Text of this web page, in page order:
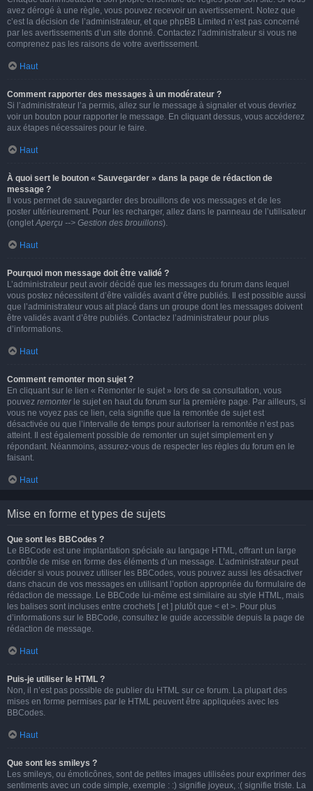
avez dérogé à une règle, vous pouvez recevoir un avertissement. Notez que
c’est la décision de l’administrateur, et que phpBB Limited n’est pas concerné
par les avertissements d’un site donné. Contactez l’administrateur si vous ne
comprenez pas les raisons de votre avertissement.
Haut
Comment rapporter des messages à un modérateur ?
Si l’administrateur l’a permis, allez sur le message à signaler et vous devriez
voir un bouton pour rapporter le message. En cliquant dessus, vous accéderez
aux étapes nécessaires pour le faire.
Haut
À quoi sert le bouton « Sauvegarder » dans la page de rédaction de
message ?
Il vous permet de sauvegarder des brouillons de vos messages et de les
poster ultérieurement. Pour les recharger, allez dans le panneau de l’utilisateur
(ongletAperçu --> Gestion des brouillons).
Haut
Pourquoi mon message doit être validé ?
L’administrateur peut avoir décidé que les messages du forum dans lequel
vous postez nécessitent d’être validés avant d’être publiés. Il est possible aussi
que l’administrateur vous ait placé dans un groupe dont les messages doivent
être validés avant d’être publiés. Contactez l’administrateur pour plus
d’informations.
Haut
Comment remonter mon sujet ?
En cliquant sur le lien « Remonter le sujet » lors de sa consultation, vous
pouvez remonterle sujet en haut du forum sur la première page. Par ailleurs, si
vous ne voyez pas ce lien, cela signifie que la remontée de sujet est
désactivée ou que l’intervalle de temps pour autoriser la remontée n’est pas
atteint. Il est également possible de remonter un sujet simplement en y
répondant. Néanmoins, assurez-vous de respecter les règles du forum en le
faisant.
Haut
Mise en forme et types de sujets
Que sont les BBCodes ?
Le BBCode est une implantation spéciale au langage HTML, offrant un large
contrôle de mise en forme des éléments d’un message. L’administrateur peut
décider si vous pouvez utiliser les BBCodes, vous pouvez aussi les désactiver
dans chacun de vos messages en utilisant l’option appropriée du formulaire de
rédaction de message. Le BBCode lui-même est similaire au style HTML, mais
les balises sont incluses entre crochets [ et ] plutôt que < et >. Pour plus
d’informations sur le BBCode, consultez le guide accessible depuis la page de
rédaction de message.
Haut
Puis-je utiliser le HTML ?
Non, il n’est pas possible de publier du HTML sur ce forum. La plupart des
mises en forme permises par le HTML peuvent être appliquées avec les
BBCodes.
Haut
Que sont les smileys ?
Les smileys, ou émoticônes, sont de petites images utilisées pour exprimer des
sentiments avec un code simple, exemple : :) signifie joyeux, :( signifie triste. La